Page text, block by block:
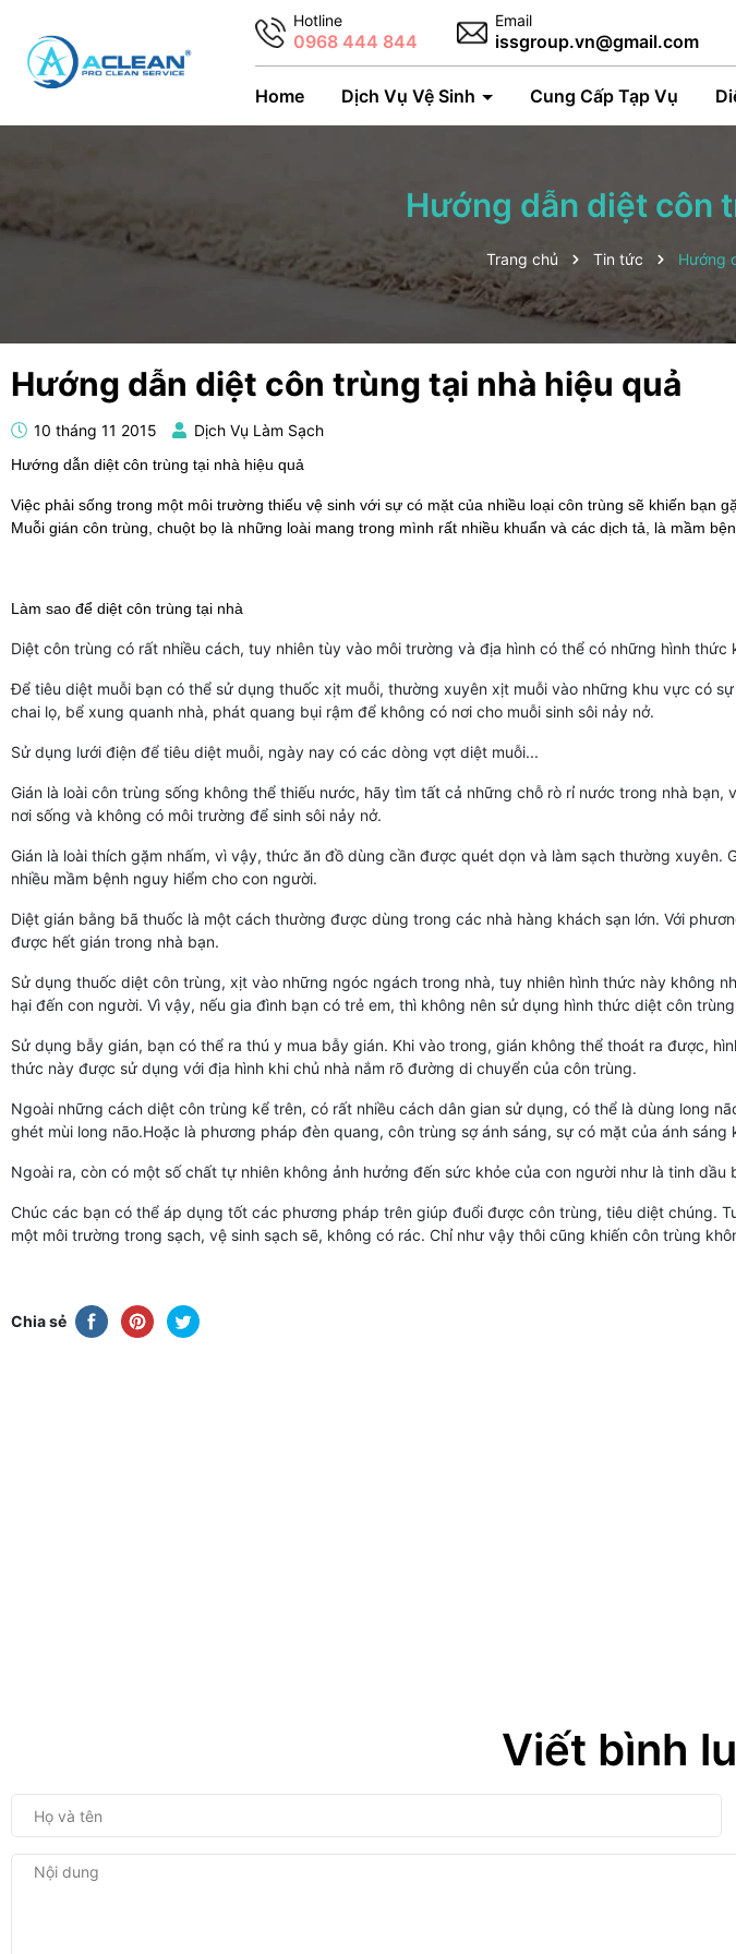
Hotline
0968 444 844
Email
issgroup.vn@gmail.com
Home Dịch Vụ Vệ Sinh Cung Cấp Tạp Vụ
Hướng dẫn diệt côn
Trang chủ Tin tức Hướng
Hướng dẫn diệt côn trùng tại nhà hiệu quả
10 tháng 11 2015 Dịch Vụ Làm Sạch
Hướng dẫn diệt côn trùng tại nhà hiệu quả
Việc phải sống trong một môi trường thiếu vệ sinh với sự có mặt của nhiều loại côn trùng sẽ khiến bạn
Muỗi gián côn trùng, chuột bọ là những loài mang trong mình rất nhiều khuẩn và các dịch tả, là mầm
Làm sao để diệt côn trùng tại nhà
Diệt côn trùng có rất nhiều cách, tuy nhiên tùy vào môi trường và địa hình có thể có những hình thức
Để tiêu diệt muỗi bạn có thể sử dụng thuốc xịt muỗi, thường xuyên xịt muỗi vào những khu vực có
chai lọ, bể xung quanh nhà, phát quang bụi rậm để không có nơi cho muỗi sinh sôi nảy nở.
Sử dụng lưới điện để tiêu diệt muỗi, ngày nay có các dòng vợt diệt muỗi...
Gián là loài côn trùng sống không thể thiếu nước, hãy tìm tất cả những chỗ rò rỉ nước trong nhà bạn,
nơi sống và không có môi trường để sinh sôi nảy nở.
Gián là loài thích gặm nhấm, vì vậy, thức ăn đồ dùng cần được quét dọn và làm sạch thường xuyên.
nhiều mầm bệnh nguy hiểm cho con người.
Diệt gián bằng bã thuốc là một cách thường được dùng trong các nhà hàng khách sạn lớn. Với
được hết gián trong nhà bạn.
Sử dụng thuốc diệt côn trùng, xịt vào những ngóc ngách trong nhà, tuy nhiên hình thức này không
hại đến con người. Vì vậy, nếu gia đình bạn có trẻ em, thì không nên sử dụng hình thức diệt côn
Sử dụng bẫy gián, bạn có thể ra thú y mua bẫy gián. Khi vào trong, gián không thể thoát ra được,
thức này được sử dụng với địa hình khi chủ nhà nắm rõ đường di chuyển của côn trùng.
Ngoài những cách diệt côn trùng kể trên, có rất nhiều cách dân gian sử dụng, có thể là dùng long
ghét mùi long não.Hoặc là phương pháp đèn quang, côn trùng sợ ánh sáng, sự có mặt của ánh
Ngoài ra, còn có một số chất tự nhiên không ảnh hưởng đến sức khỏe của con người như là tinh
Chúc các bạn có thể áp dụng tốt các phương pháp trên giúp đuổi được côn trùng, tiêu diệt chúng.
một môi trường trong sạch, vệ sinh sạch sẽ, không có rác. Chỉ như vậy thôi cũng khiến côn trùng
Chia sẻ
Viết bình